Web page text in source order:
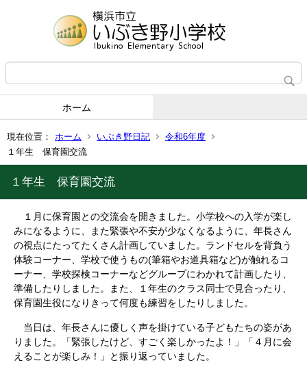
ホーム
現在位置： ホーム いぶき野日記
令和6年度
１年生 保育園交流
１年生 保育園交流
１月に保育園との交流会を開きました。小学校への入学が楽し
みになるように、また緊張や不安が少なくなるように、年長さん
の視点にたってたくさん計画していました。ランドセルを背負う
体験コーナー、学校で使うもの(筆箱やお道具箱など)が触れるコ
ーナー、学校探検コーナーなどグループにわかれて計画したり、
準備したりしました。また、１年生のクラス同士で見合ったり、
保育園生役になりきって何度も練習をしたりしました。
当日は、年長さんに優しく声を掛けている子どもたちの姿があ
りました。「緊張したけど、すごく楽しかったよ！」「４月に会
えることが楽しみ！」と振り返っていました。